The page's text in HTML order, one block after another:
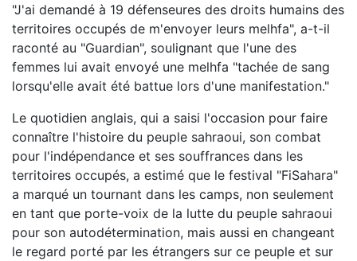
"J'ai demandé à 19 défenseures des droits humains des
territoires occupés de m'envoyer leurs melhfa", a-t-il
raconté au "Guardian", soulignant que l'une des
femmes lui avait envoyé une melhfa "tachée de sang
lorsqu'elle avait été battue lors d'une manifestation."
Le quotidien anglais, qui a saisi l'occasion pour faire
connaître l'histoire du peuple sahraoui, son combat
pour l'indépendance et ses souffrances dans les
territoires occupés, a estimé que le festival "FiSahara"
a marqué un tournant dans les camps, non seulement
en tant que porte-voix de la lutte du peuple sahraoui
pour son autodétermination, mais aussi en changeant
le regard porté par les étrangers sur ce peuple et sur